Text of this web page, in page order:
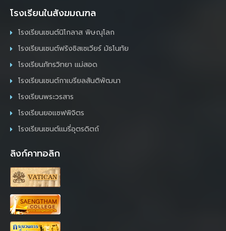
โรงเรียนในสังฆมณฑล
โรงเรียนเซนต์นิโกลาส พิษณุโลก
โรงเรียนเซนต์ฟรังซิสเซเวียร์ มัธโนทัย
โรงเรียนภัทรวิทยา แม่สอด
โรงเรียนเซนต์กาเบรียลสันติพัฒนา
โรงเรียนพระวรสาร
โรงเรียนยอแซฟพิจิตร
โรงเรียนเซนต์แมรี่อุตรดิตถ์
ลิงก์คาทอลิก